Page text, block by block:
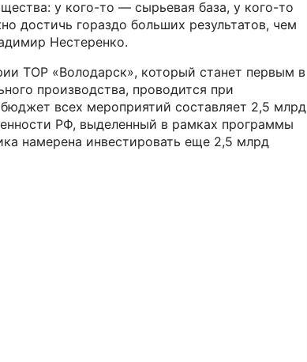
у кого-то — сырьевая база, у кого-то
достичь гораздо больших результатов, чем
Нестеренко.
ТОР «Володарск», который станет первым в
производства, проводится при
всех мероприятий составляет 2,5 млрд
РФ, выделенный в рамках программы
намерена инвестировать еще 2,5 млрд